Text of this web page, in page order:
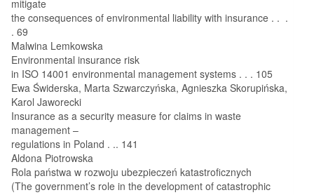
mitigate
the consequences of environmental liability with insurance . . .
. 69
Malwina Lemkowska
Environmental insurance risk
in ISO 14001 environmental management systems . . . 105
Ewa Świderska, Marta Szwarczyńska, Agnieszka Skorupińska,
Karol Jaworecki
Insurance as a security measure for claims in waste
management –
regulations in Poland . .. 141
Aldona Piotrowska
Rola państwa w rozwoju ubezpieczeń katastroficznych
(The government’s role in the development of catastrophic